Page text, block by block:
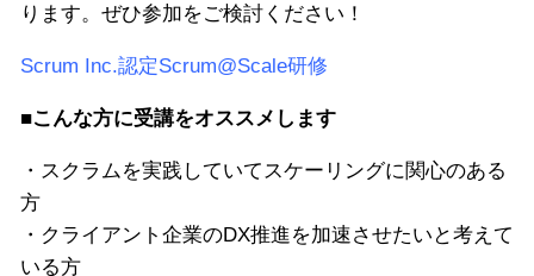
ります。ぜひ参加をご検討ください！
Scrum Inc.認定Scrum@Scale研修
■こんな方に受講をオススメします
・スクラムを実践していてスケーリングに関心のある
方
・クライアント企業のDX推進を加速させたいと考えて
いる方